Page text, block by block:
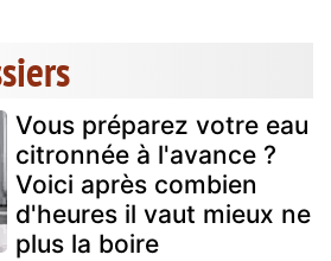
Vous préparez votre eau
citronnée à l'avance ?
Voici après combien
d'heures il vaut mieux ne
plus la boire